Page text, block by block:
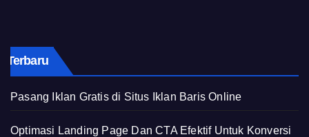
Terbaru
Pasang Iklan Gratis di Situs Iklan Baris Online
Optimasi Landing Page Dan CTA Efektif Untuk Konversi